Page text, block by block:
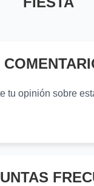
👁️ 975
Los
tu opinión sobre